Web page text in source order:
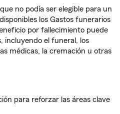
no podía ser elegible para un
los Gastos funerarios
por fallecimiento puede
incluyendo el funeral, los
médicas, la cremación u otras
para reforzar las áreas clave